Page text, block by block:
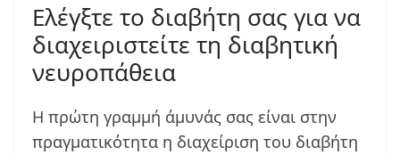
Ελέγξτε το διαβήτη σας για να
διαχειριστείτε τη διαβητική
νευροπάθεια
Η πρώτη γραμμή άμυνάς σας είναι στην
πραγματικότητα η διαχείριση του διαβήτη